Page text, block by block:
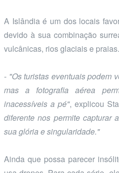
A Islândia é um dos locais
devido à sua combinação
vulcânicas, rios glaciais e praias.
- "Os turistas eventuais podem
mas a fotografia aérea
inacessíveis a pé", explicou
diferente nos permite capturar
sua glória e singularidade."
Ainda que possa parecer